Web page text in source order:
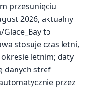
przesunięciu
2026, aktualny
to
stosuje czas letni,
okresie letnim; daty
danych stref
przez